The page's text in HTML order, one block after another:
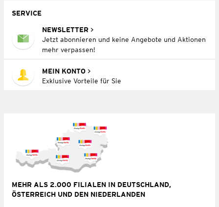
SERVICE
NEWSLETTER
Jetzt abonnieren und keine Angebote und Aktionen
mehr verpassen!
MEIN KONTO
Exklusive Vorteile für Sie
MEHR ALS 2.000 FILIALEN IN DEUTSCHLAND,
ÖSTERREICH UND DEN NIEDERLANDEN